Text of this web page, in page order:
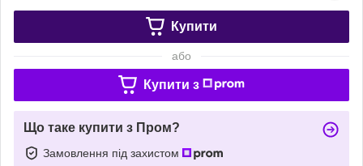
Купити
або
Купити з
Що таке купити з Пром?
Замовлення під захистом